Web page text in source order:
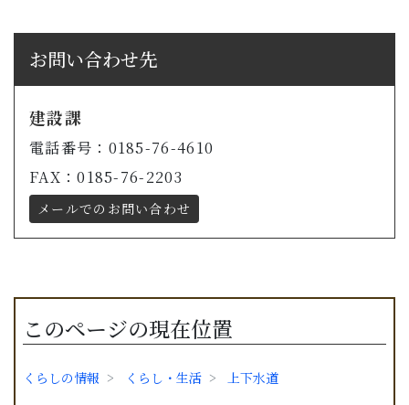
お問い合わせ先
建設課
電話番号：0185-76-4610
FAX：0185-76-2203
メールでのお問い合わせ
このページの現在位置
くらしの情報 くらし・生活 上下水道